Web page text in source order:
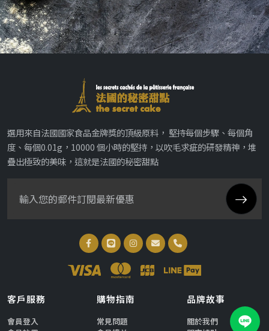
選用來自法國國家食品金牌獎的頂級原料， 堅持每個步驟、每個角
度、每個0.01g，10000 個小時的堅持，以吹毛求疵的研發精神，堆
疊出極致的美味，這就是法國的秘密甜點
客戶服務
會員登入
購物指南
常見問題
品牌故事
關於我們